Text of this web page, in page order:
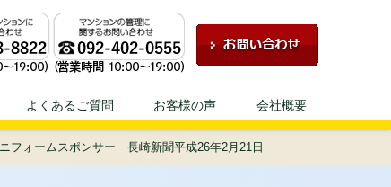
お任せください！
よくあるご質問 お客様の声 会社概要
フォームスポンサー 長崎新聞平成26年2月21日